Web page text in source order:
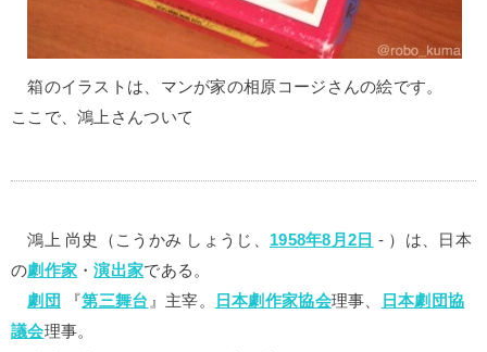
箱のイラストは、マンが家の相原コージさんの絵です。
ここで、鴻上さんついて
鴻上 尚史（こうかみ しょうじ、 1958年8月2日 - ）は、日本
の劇作家 ・演出家である。
劇団
『第三舞台 』主宰。 日本劇作家協会理事、
日本劇団協
議会理事。